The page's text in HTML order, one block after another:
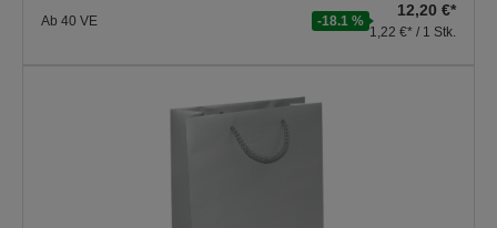
Ab 40 VE -18.1 %
12,20 €*
1,22 €* / 1 Stk.